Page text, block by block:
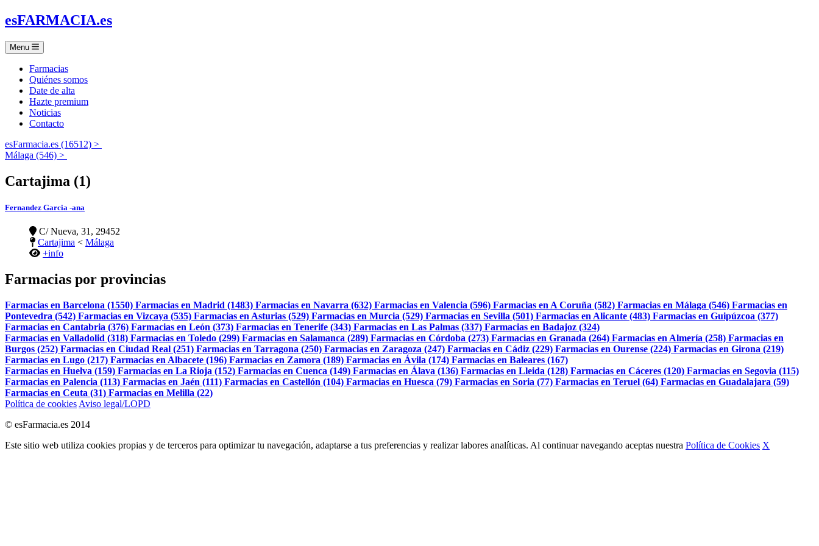
esFARMACIA.es
Menu
Farmacias
Quiénes somos
Date de alta
Hazte premium
Noticias
Contacto
esFarmacia.es (16512) >
Málaga (546) >
Cartajima (1)
Fernandez Garcia -ana
C/ Nueva, 31, 29452
Cartajima < Málaga
+info
Farmacias por provincias
Farmacias en Barcelona (1550) Farmacias en Madrid (1483) Farmacias en Navarra (632) Farmacias en Valencia (596) Farmacias en A Coruña (582) Farmacias en Málaga (546) Farmacias en
Pontevedra (542) Farmacias en Vizcaya (535) Farmacias en Asturias (529) Farmacias en Murcia (529) Farmacias en Sevilla (501) Farmacias en Alicante (483) Farmacias en Guipúzcoa (377)
Farmacias en Cantabria (376) Farmacias en León (373) Farmacias en Tenerife (343) Farmacias en Las Palmas (337) Farmacias en Badajoz (324)
Farmacias en Valladolid (318) Farmacias en Toledo (299) Farmacias en Salamanca (289) Farmacias en Córdoba (273) Farmacias en Granada (264) Farmacias en Almería (258) Farmacias en
Burgos (252) Farmacias en Ciudad Real (251) Farmacias en Tarragona (250) Farmacias en Zaragoza (247) Farmacias en Cádiz (229) Farmacias en Ourense (224) Farmacias en Girona (219)
Farmacias en Lugo (217) Farmacias en Albacete (196) Farmacias en Zamora (189) Farmacias en Ávila (174) Farmacias en Baleares (167)
Farmacias en Huelva (159) Farmacias en La Rioja (152) Farmacias en Cuenca (149) Farmacias en Álava (136) Farmacias en Lleida (128) Farmacias en Cáceres (120) Farmacias en Segovia (115)
Farmacias en Palencia (113) Farmacias en Jaén (111) Farmacias en Castellón (104) Farmacias en Huesca (79) Farmacias en Soria (77) Farmacias en Teruel (64) Farmacias en Guadalajara (59)
Farmacias en Ceuta (31) Farmacias en Melilla (22)
Política de cookies Aviso legal/LOPD
© esFarmacia.es 2014
Este sitio web utiliza cookies propias y de terceros para optimizar tu navegación, adaptarse a tus preferencias y realizar labores analíticas. Al continuar navegando aceptas nuestra Política de Cookies X